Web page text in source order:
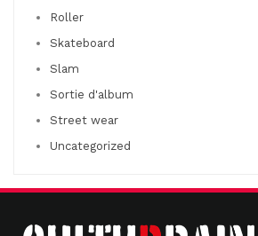
Roller
Skateboard
Slam
Sortie d'album
Street wear
Uncategorized